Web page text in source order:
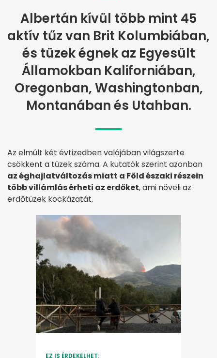
Albertán kívül több mint 45
aktív tűz van Brit Kolumbiában,
és tüzek égnek az Egyesült
Államokban Kaliforniában,
Oregonban, Washingtonban,
Montanában és Utahban.
Az elmúlt két évtizedben valójában világszerte
csökkent a tüzek száma. A kutatók szerint azonban
az éghajlatváltozás miatt a Föld északi részein
több villámlás érheti az erdőket, ami növeli az
erdőtüzek kockázatát.
EZ IS ÉRDEKELHET: